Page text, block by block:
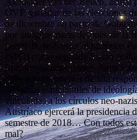
ÖVP, ganador de las elecciones
de diciembre un pacto de
por antiguos nazis después de la
punto de desbancar al histórico
(SPD) como segunda fuerza
Ministerios importantes como
colocado en puestos de alta
cofradías estudiantiles de
vinculadas a los círculos neo-
Austríaco ejercerá la presidencia
semestre de 2018… Con todos
mal?